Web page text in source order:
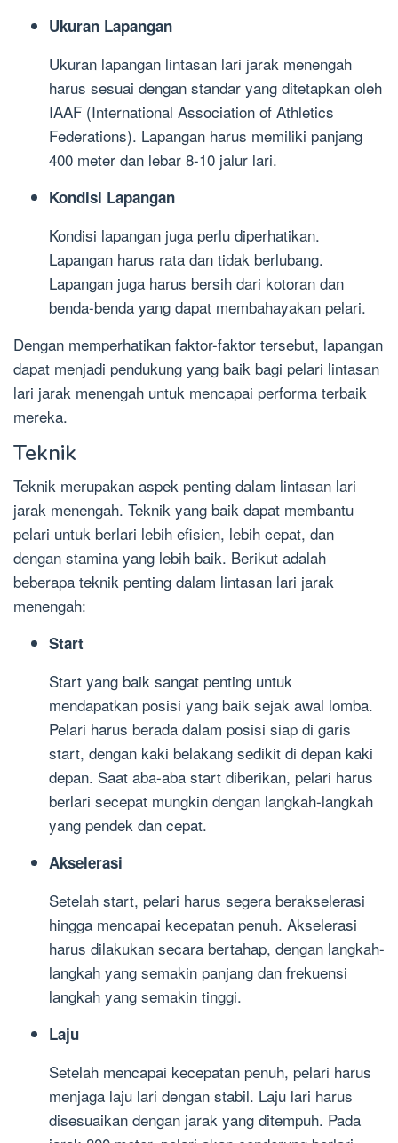
Ukuran Lapangan
Ukuran lapangan lintasan lari jarak menengah
harus sesuai dengan standar yang ditetapkan oleh
IAAF (International Association of Athletics
Federations). Lapangan harus memiliki panjang
400 meter dan lebar 8-10 jalur lari.
Kondisi Lapangan
Kondisi lapangan juga perlu diperhatikan.
Lapangan harus rata dan tidak berlubang.
Lapangan juga harus bersih dari kotoran dan
benda-benda yang dapat membahayakan pelari.
Dengan memperhatikan faktor-faktor tersebut, lapangan
dapat menjadi pendukung yang baik bagi pelari lintasan
lari jarak menengah untuk mencapai performa terbaik
mereka.
Teknik
Teknik merupakan aspek penting dalam lintasan lari
jarak menengah. Teknik yang baik dapat membantu
pelari untuk berlari lebih efisien, lebih cepat, dan
dengan stamina yang lebih baik. Berikut adalah
beberapa teknik penting dalam lintasan lari jarak
menengah:
Start
Start yang baik sangat penting untuk
mendapatkan posisi yang baik sejak awal lomba.
Pelari harus berada dalam posisi siap di garis
start, dengan kaki belakang sedikit di depan kaki
depan. Saat aba-aba start diberikan, pelari harus
berlari secepat mungkin dengan langkah-langkah
yang pendek dan cepat.
Akselerasi
Setelah start, pelari harus segera berakselerasi
hingga mencapai kecepatan penuh. Akselerasi
harus dilakukan secara bertahap, dengan langkah-
langkah yang semakin panjang dan frekuensi
langkah yang semakin tinggi.
Laju
Setelah mencapai kecepatan penuh, pelari harus
menjaga laju lari dengan stabil. Laju lari harus
disesuaikan dengan jarak yang ditempuh. Pada